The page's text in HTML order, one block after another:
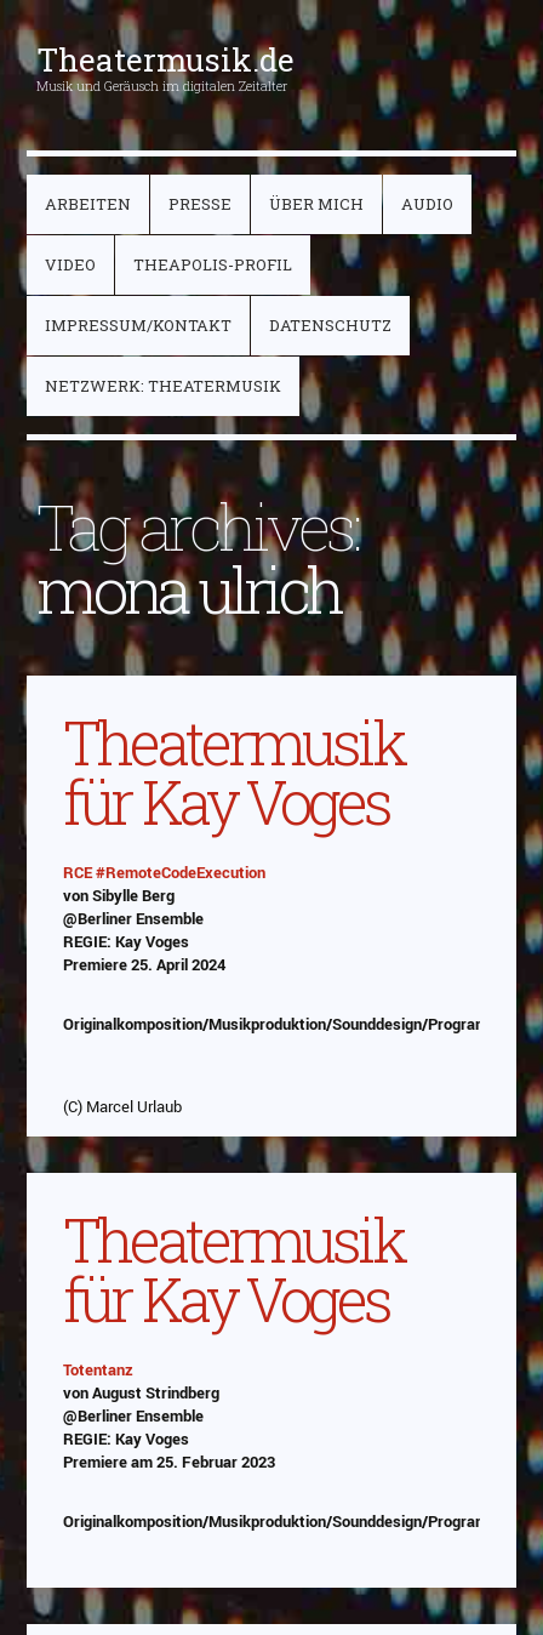
Theatermusik.de
Musik und Geräusch im digitalen Zeitalter
ARBEITEN PRESSE ÜBER MICH AUDIO
VIDEO THEAPOLIS-PROFIL
IMPRESSUM/KONTAKT DATENSCHUTZ
NETZWERK: THEATERMUSIK
Tag archives:
mona ulrich
Theatermusik
für Kay Voges
Abspielen
Das Video wird von Youtube eingebettet
abespielt. Es gilt die
RCE #RemoteCodeExecution
von Sibylle Berg
@Berliner Ensemble
REGIE: Kay Voges
Premiere 25. April 2024
Originalkomposition/Musikproduktion/Sounddesign/
(C) Marcel Urlaub
Theatermusik
für Kay Voges
Abspielen
Das Video wird von Youtube eingebettet
Totentanz
von August Strindberg
@Berliner Ensemble
REGIE: Kay Voges
Premiere am 25. Februar 2023
Originalkomposition/Musikproduktion/Sounddesign/